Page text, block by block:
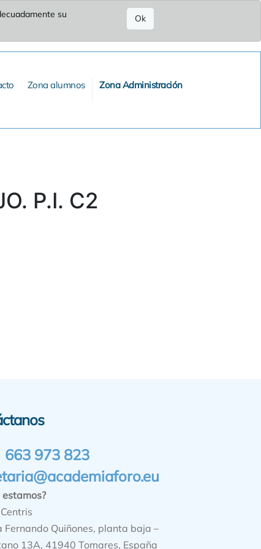
su
Ok
Zona alumnos Zona Administración
P.I. C2
663 973 823
estamos?
Fernando Quiñones, planta baja –
13A, 41940 Tomares, España